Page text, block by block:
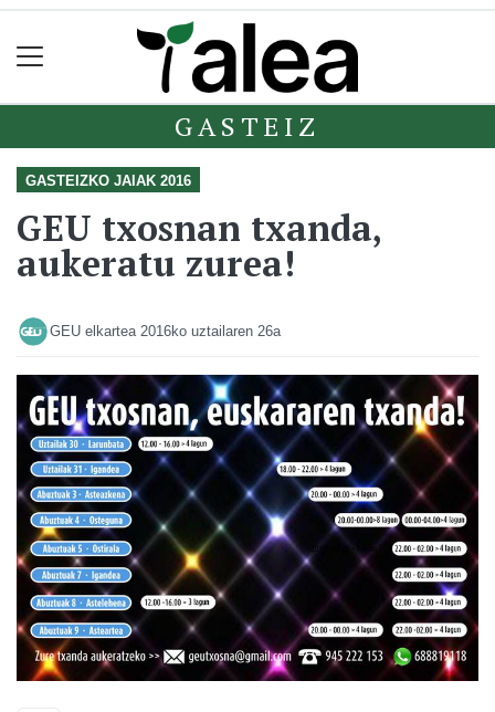
GASTEIZ
GASTEIZKO JAIAK 2016
GEU txosnan txanda,
aukeratu zurea!
GEU elkartea 2016ko uztailaren 26a